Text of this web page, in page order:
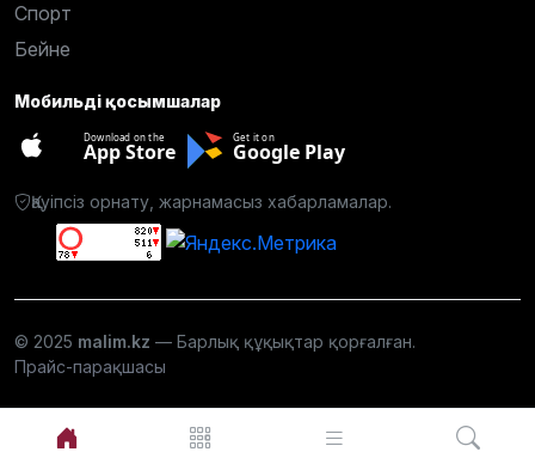
Спорт
Бейне
Мобильді қосымшалар
Download on the
App Store
Get it on
Google Play
Қауіпсіз орнату, жарнамасыз хабарламалар.
© 2025 malim.kz — Барлық құқықтар қорғалған.
Прайс-парақшасы